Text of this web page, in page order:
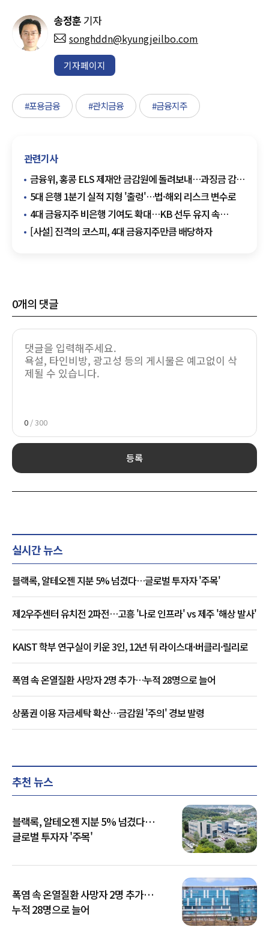
송정훈 기자
songhddn@kyungjeilbo.com
기자페이지
#포용금융 #관치금융 #금융지주
관련기사
금융위, 홍콩 ELS 제재안 금감원에 돌려보내…과징금 감경
가능성 주목
5대 은행 1분기 실적 지형 '출렁'…법·해외 리스크 변수로
4대 금융지주 비은행 기여도 확대…KB 선두 유지 속
우리금융 반등 뚜렷
[사설] 진격의 코스피, 4대 금융지주만큼 배당하자
0개의 댓글
0 / 300
등록
실시간 뉴스
블랙록, 알테오젠 지분 5% 넘겼다…글로벌 투자자 '주목'
제2우주센터 유치전 2파전…고흥 '나로 인프라' vs 제주 '해상 발사'
KAIST 학부 연구실이 키운 3인, 12년 뒤 라이스대·버클리·릴리로
폭염 속 온열질환 사망자 2명 추가…누적 28명으로 늘어
상품권 이용 자금세탁 확산…금감원 '주의' 경보 발령
추천 뉴스
블랙록, 알테오젠 지분 5% 넘겼다…
글로벌 투자자 '주목'
폭염 속 온열질환 사망자 2명 추가…
누적 28명으로 늘어